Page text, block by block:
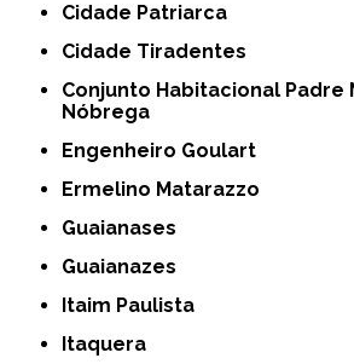
Cidade Patriarca
Cidade Tiradentes
Conjunto Habitacional Padre Manoel da
Nóbrega
Engenheiro Goulart
Ermelino Matarazzo
Guaianases
Guaianazes
Itaim Paulista
Itaquera